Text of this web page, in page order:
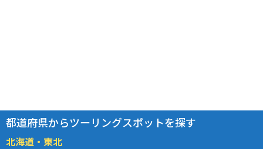
都道府県からツーリングスポットを探す
北海道・東北